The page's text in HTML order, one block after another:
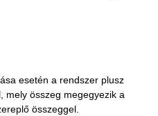
esetén a rendszer plusz
mely összeg megegyezik a
összeggel.